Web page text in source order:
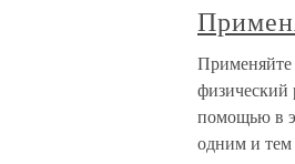
физический
помощью в
одним и